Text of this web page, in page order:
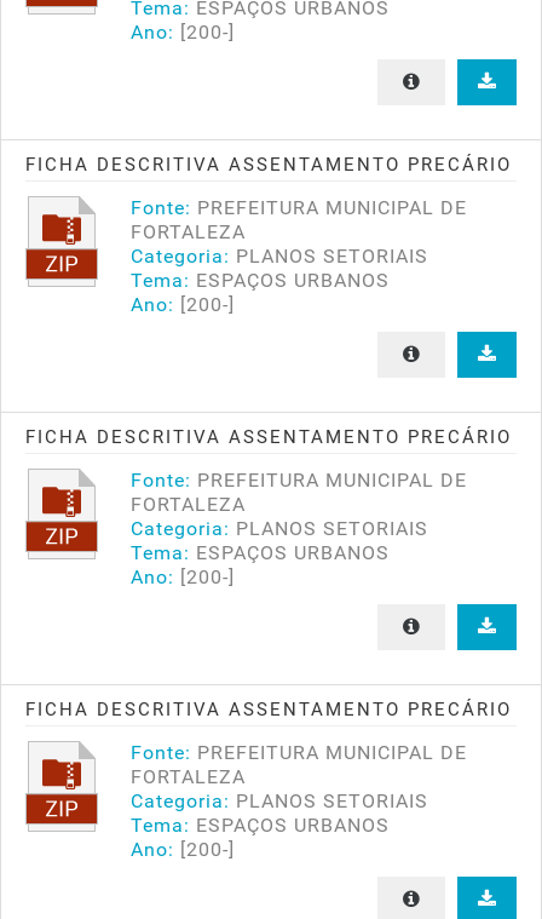
Tema: ESPAÇOS URBANOS
Ano: [200-]
FICHA DESCRITIVA ASSENTAMENTO PRECÁRIO
Fonte: PREFEITURA MUNICIPAL DE
FORTALEZA
Categoria: PLANOS SETORIAIS
Tema: ESPAÇOS URBANOS
Ano: [200-]
FICHA DESCRITIVA ASSENTAMENTO PRECÁRIO
Fonte: PREFEITURA MUNICIPAL DE
FORTALEZA
Categoria: PLANOS SETORIAIS
Tema: ESPAÇOS URBANOS
Ano: [200-]
FICHA DESCRITIVA ASSENTAMENTO PRECÁRIO
Fonte: PREFEITURA MUNICIPAL DE
FORTALEZA
Categoria: PLANOS SETORIAIS
Tema: ESPAÇOS URBANOS
Ano: [200-]